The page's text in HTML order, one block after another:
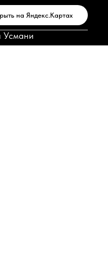
на Яндекс.Картах
Усмани